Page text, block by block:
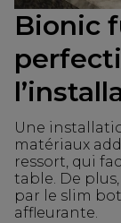
Bionic
Une
matériaux
ressort, qui
table. De
par le slim
affleurante.